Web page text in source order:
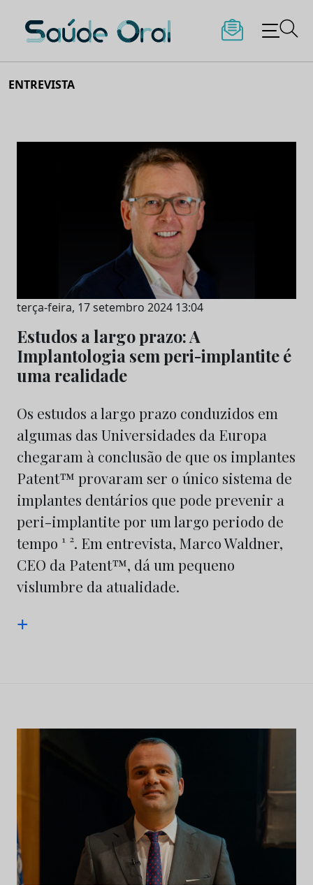
to
Saúde Oral
ENTREVISTA
terça-feira, 17 setembro 2024 13:04
Estudos a largo prazo: A
Implantologia sem peri-implantite é
uma realidade
Os estudos a largo prazo conduzidos em
algumas das Universidades da Europa
chegaram à conclusão de que os implantes
Patent™ provaram ser o único sistema de
implantes dentários que pode prevenir a
peri-implantite por um largo periodo de
tempo ¹ ². Em entrevista, Marco Waldner,
CEO da Patent™, dá um pequeno
vislumbre da atualidade.
+